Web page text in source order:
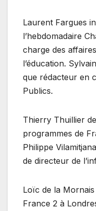
Laurent Fargues
l’hebdomadaire
charge des
l’éducation.
que rédacteur en
Publics.
Thierry Thuillier
programmes de
Philippe
de directeur de
Loïc de la
France 2 à